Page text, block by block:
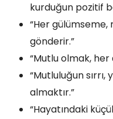
kurduğun pozitif
“Her gülümseme,
gönderir.”
“Mutlu olmak,
“Mutluluğun sırrı,
almaktır.”
“Hayatındaki